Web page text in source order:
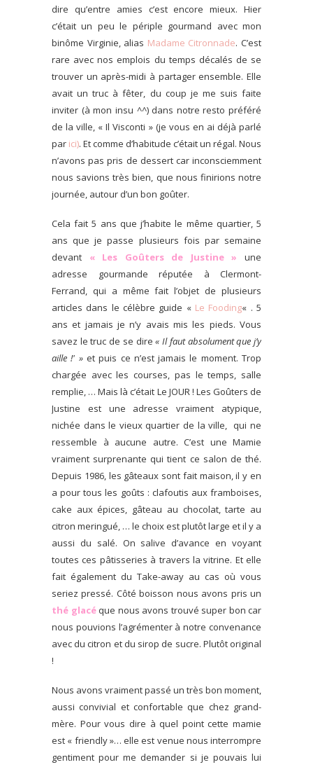
dire qu’entre amies c’est encore mieux. Hier
c’était un peu le périple gourmand avec mon
binôme Virginie, alias Madame Citronnade.C’est
rare avec nos emplois du temps décalés de se
trouver un après-midi à partager ensemble. Elle
avait un truc à fêter, du coup je me suis faite
inviter (à mon insu ^^) dans notre resto préféré
de la ville, « Il Visconti » (je vous en ai déjà parlé
par ici). Et comme d’habitude c’était un régal. Nous
n’avons pas pris de dessert car inconsciemment
nous savions très bien, que nous finirions notre
journée, autour d’un bon goûter.
Cela fait 5 ans que j’habite le même quartier, 5
ans que je passe plusieurs fois par semaine
devant « Les Goûters de Justine » une
adresse gourmande réputée à Clermont-
Ferrand, qui a même fait l’objet de plusieurs
articles dans le célèbre guide « Le Fooding« . 5
ans et jamais je n’y avais mis les pieds. Vous
savez le truc de se dire« Il faut absolument que j’y
aille !' » et puis ce n’est jamais le moment. Trop
chargée avec les courses, pas le temps, salle
remplie, … Mais là c’était Le JOUR ! Les Goûters de
Justine est une adresse vraiment atypique,
nichée dans le vieux quartier de la ville, qui ne
ressemble à aucune autre. C’est une Mamie
vraiment surprenante qui tient ce salon de thé.
Depuis 1986, les gâteaux sont fait maison, il y en
a pour tous les goûts : clafoutis aux framboises,
cake aux épices, gâteau au chocolat, tarte au
citron meringué, … le choix est plutôt large et il y a
aussi du salé. On salive d’avance en voyant
toutes ces pâtisseries à travers la vitrine. Et elle
fait également du Take-away au cas où vous
seriez pressé. Côté boisson nous avons pris un
thé glacéque nous avons trouvé super bon car
nous pouvions l’agrémenter à notre convenance
avec du citron et du sirop de sucre. Plutôt original
!
Nous avons vraiment passé un très bon moment,
aussi convivial et confortable que chez grand-
mère. Pour vous dire à quel point cette mamie
est « friendly »… elle est venue nous interrompre
gentiment pour me demander si je pouvais lui